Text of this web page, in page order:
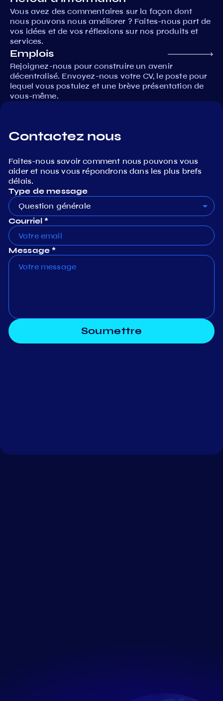
Vous avez des commentaires sur la façon dont
nous pouvons nous améliorer ? Faites-nous part de
vos idées et de vos réflexions sur nos produits et
services.
Emplois
Rejoignez-nous pour construire un avenir
décentralisé. Envoyez-nous votre CV, le poste pour
lequel vous postulez et une brève présentation de
vous-même.
Contactez nous
Faites-nous savoir comment nous pouvons vous
aider et nous vous répondrons dans les plus brefs
délais.
Type de message
Question générale
Courriel *
Message *
Soumettre